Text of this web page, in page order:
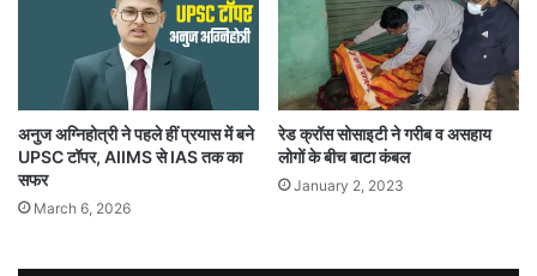
अनुज अग्निहोत्री ने पहले हीं प्रयास में बने
UPSC टॉपर, AIIMS से IAS तक का
सफर
March 6, 2026
रेड क्रॉस सोसाइटी ने गरीब व असहाय
लोगों के बीच बाटा कंबल
January 2, 2023